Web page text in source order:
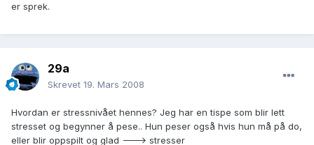
er sprek.
29a
Skrevet 19. Mars 2008
Hvordan er stressnivået hennes? Jeg har en tispe som blir lett
stresset og begynner å pese.. Hun peser også hvis hun må på do,
eller blir oppspilt og glad ---> stresser